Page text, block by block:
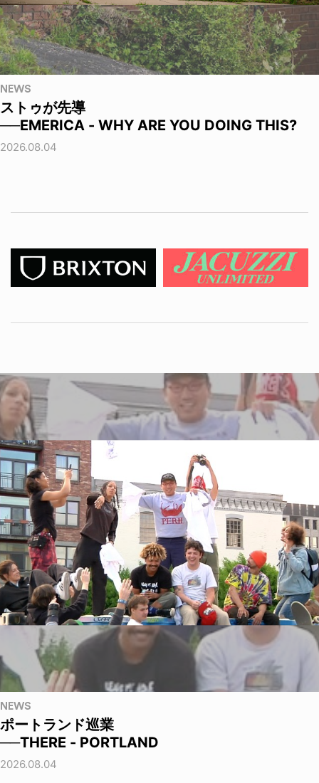
NEWS
ストゥが先導
──EMERICA - WHY ARE YOU DOING THIS?
2026.08.04
NEWS
ポートランド巡業
──THERE - PORTLAND
2026.08.04